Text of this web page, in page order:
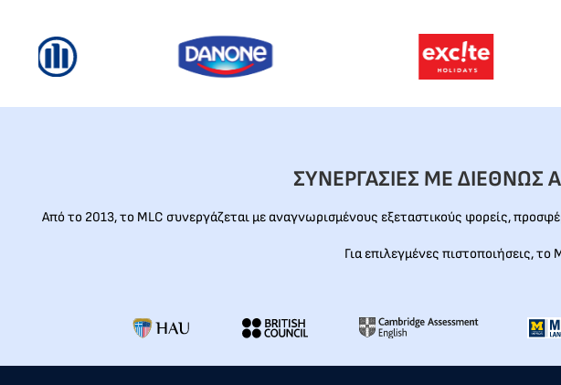
ΣΥΝΕΡΓΑΣΙΕΣ ΜΕ
Από το 2013, το MLC συνεργάζεται με αναγνωρισμένους εξεταστικούς φορείς,
Για επιλεγμένες πιστοποιήσεις, το